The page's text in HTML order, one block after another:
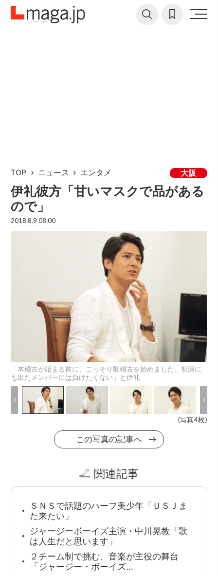
TOP ニュース エンタメ 大阪
伊礼彼方「甘いマスクで品がある
ので」
2018.8.9 08:00
「本稽古が始まる前に、こっそり歌稽古を始めました。初演に
も出たメンバーには負けたくない」と伊礼
(写真4枚)
この写真の記事へ
関連記事
ＳＮＳで話題のハーフ美少年「ＵＳＪま
た来たい」
ジャージーボーイズ主演・中川晃教「歌
は人生だと思います」
２チーム制で挑む、音楽が主役の舞台
「ジャージー・ボーイズ…